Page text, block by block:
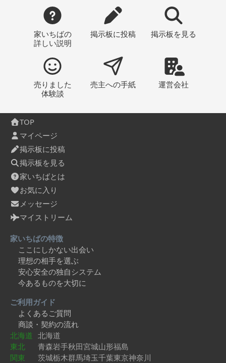
家いちばの
詳しい説明
掲示板に投稿 掲示板 を見る
売りました
体験談
売主への手紙 運営会社
TOP
マイページ
掲示板に投稿
掲示板を見る
家いちばとは
お気に入り
メッセージ
マイストリーム
家いちばの特徴
ここにしかない出会い
理想の相手を選ぶ
安心安全の独自システム
今あるものを大切に
ご利用ガイド
よくあるご質問
商談・契約の流れ
北海道 北海道
東北
青森岩手秋田宮城山形福島
関東
茨城栃木群馬埼玉千葉東京神奈川